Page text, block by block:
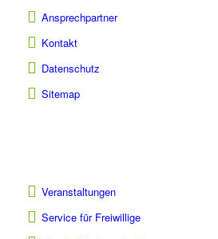
Ansprechpartner
Kontakt
Datenschutz
Sitemap
Veranstaltungen
Service für Freiwillige